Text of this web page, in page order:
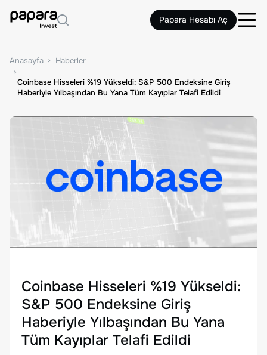
Papara Hesabı Aç
Anasayfa Haberler
Coinbase Hisseleri %19 Yükseldi: S&P 500 Endeksine Giriş
Haberiyle Yılbaşından Bu Yana Tüm Kayıplar Telafi Edildi
Coinbase Hisseleri %19 Yükseldi:
S&P 500 Endeksine Giriş
Haberiyle Yılbaşından Bu Yana
Tüm Kayıplar Telafi Edildi